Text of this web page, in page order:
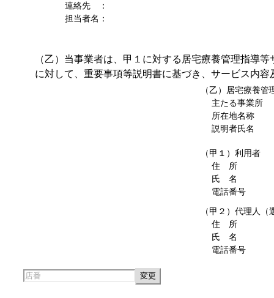
連絡先 ：
担当者名：
（乙）当事業者は、甲１に対する居宅療養管理指導
に対して、重要事項等説明書に基づき、サービス内
（乙）居宅療養
主たる事業所
所在地名称
説明者氏名
（甲１）利用者
住 所
電話番号
（甲２）代理人
住 所
電話番号